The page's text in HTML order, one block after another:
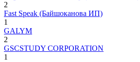
2
Fast Speak (Байшоканова ИП)
1
GALYM
2
GSCSTUDY CORPORATION
1